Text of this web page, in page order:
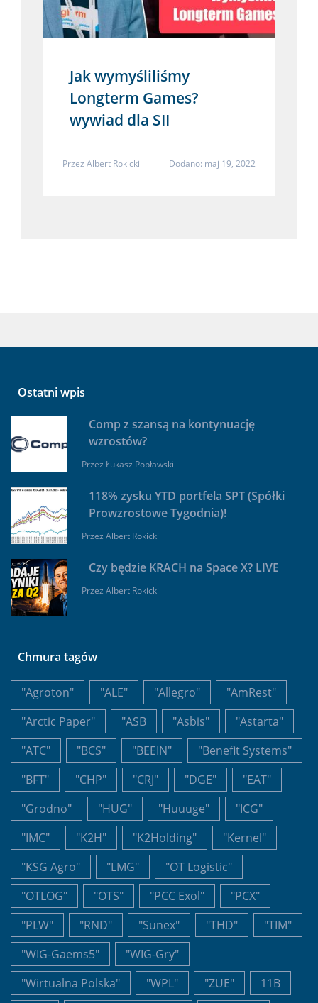
Jak wymyśliliśmy
Longterm Games?
wywiad dla SII
Przez Albert Rokicki Dodano: maj 19, 2022
Ostatni wpis
Comp z szansą na kontynuację
wzrostów?
Przez Łukasz Popławski
118% zysku YTD portfela SPT (Spółki
Prowzrostowe Tygodnia)!
Przez Albert Rokicki
Czy będzie KRACH na Space X? LIVE
Przez Albert Rokicki
Chmura tagów
"Agroton" "ALE" "Allegro"
"AmRest"
"Arctic Paper"
"ASB "Asbis"
"Astarta"
"ATC"
"BCS" "BEEIN"
"Benefit Systems"
"BFT"
"CHP" "CRJ" "DGE"
"EAT"
"Grodno"
"HUG" "Huuuge"
"ICG"
"IMC"
"K2H" "K2Holding"
"Kernel"
"KSG Agro"
"LMG"
"OT Logistic"
"OTLOG"
"OTS" "PCC Exol"
"PCX"
"PLW"
"RND" "Sunex" "THD"
"TIM"
"WIG-Gaems5"
"WIG-Gry"
"Wirtualna Polska"
"WPL" "ZUE"
11B